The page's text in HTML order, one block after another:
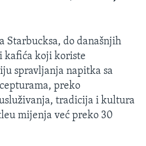
Starbucksa, do današnjih
kafića koji koriste
spravljanja napitka sa
preko
tradicija i kultura
mijenja već preko 30